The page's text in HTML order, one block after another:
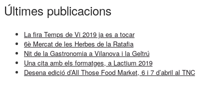
Últimes publicacions
La fira Temps de Vi 2019 ja es a tocar
6è Mercat de les Herbes de la Ratafia
Nit de la Gastronomia a Vilanova i la Geltrú
Una cita amb els formatges, a Lactium 2019
Desena edició d’All Those Food Market, 6 i 7 d’abril al TNC